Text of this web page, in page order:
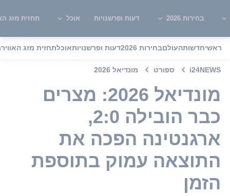
בחירות 2026 דעות ופרשנויות אוכל תחזית מזג
ראשיחדשותהעולםבחירות 2026 דעות ופרשנויותאוכלתחזית מזג האוויר
i24NEWS ספורט מונדיאל 2026
מונדיאל 2026: מצרים
כבר הובילה 2:0,
ארגנטינה הפכה את
התוצאה עמוק בתוספת
הזמן